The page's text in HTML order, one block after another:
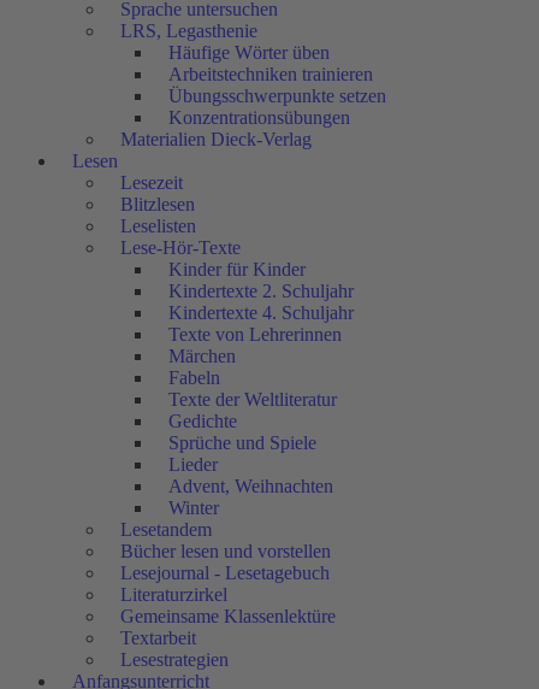
Sprache untersuchen
LRS, Legasthenie
Häufige Wörter üben
Arbeitstechniken trainieren
Übungsschwerpunkte setzen
Konzentrationsübungen
Materialien Dieck-Verlag
Lesen
Lesezeit
Blitzlesen
Leselisten
Lese-Hör-Texte
Kinder für Kinder
Kindertexte 2. Schuljahr
Kindertexte 4. Schuljahr
Texte von Lehrerinnen
Märchen
Fabeln
Texte der Weltliteratur
Gedichte
Sprüche und Spiele
Lieder
Advent, Weihnachten
Winter
Lesetandem
Bücher lesen und vorstellen
Lesejournal - Lesetagebuch
Literaturzirkel
Gemeinsame Klassenlektüre
Textarbeit
Lesestrategien
Anfangsunterricht